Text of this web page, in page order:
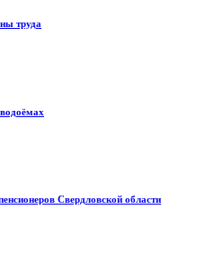
труда
Свердловской области